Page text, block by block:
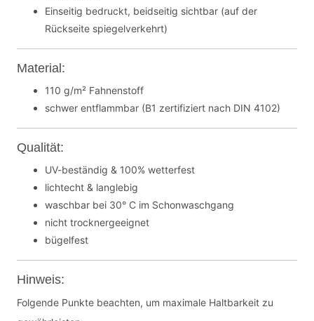
Einseitig bedruckt, beidseitig sichtbar (auf der
Rückseite spiegelverkehrt)
Material:
110 g/m² Fahnenstoff
schwer entflammbar (B1 zertifiziert nach DIN 4102)
Qualität:
UV-beständig & 100% wetterfest
lichtecht & langlebig
waschbar bei 30° C im Schonwaschgang
nicht trocknergeeignet
bügelfest
Hinweis:
Folgende Punkte beachten, um maximale Haltbarkeit zu